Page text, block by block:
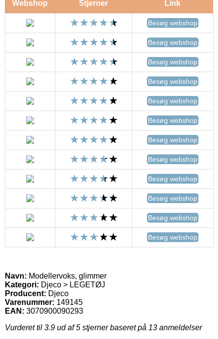
Webshop Stjerner Link
Besøg webshop
Besøg webshop
Besøg webshop
Besøg webshop
Besøg webshop
Besøg webshop
Besøg webshop
Besøg webshop
Besøg webshop
Besøg webshop
Besøg webshop
Besøg webshop
Navn: Modellervoks, glimmer
Kategori: Djeco > LEGETØJ
Producent: Djeco
Varenummer: 149145
EAN: 3070900090293
Vurderet til 3.9 ud af 5 stjerner baseret på 13 anmeldelser